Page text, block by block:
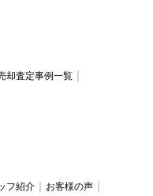
却査定事例一覧
フ紹介
お客様の声